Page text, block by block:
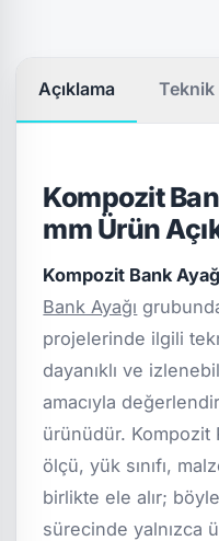
Açıklama Teknik
Kompozit
mm Ürün
Kompozit Bank
Bank Ayağı
projelerinde ilgili
dayanıklı ve
amacıyla
ürünüdür. Kompozit
ölçü, yük sınıfı,
birlikte ele alır;
sürecinde yalnızca